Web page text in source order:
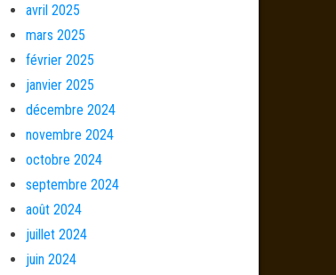
avril 2025
mars 2025
février 2025
janvier 2025
décembre 2024
novembre 2024
octobre 2024
septembre 2024
août 2024
juillet 2024
juin 2024